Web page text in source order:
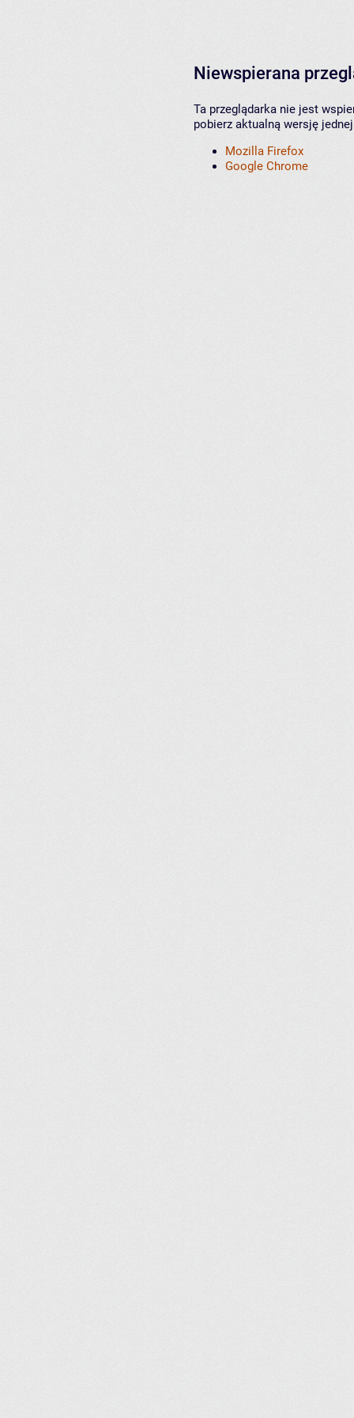
Niewspierana
Ta przeglądarka nie jest
pobierz aktualną wersję
Mozilla Firefox
Google Chrome